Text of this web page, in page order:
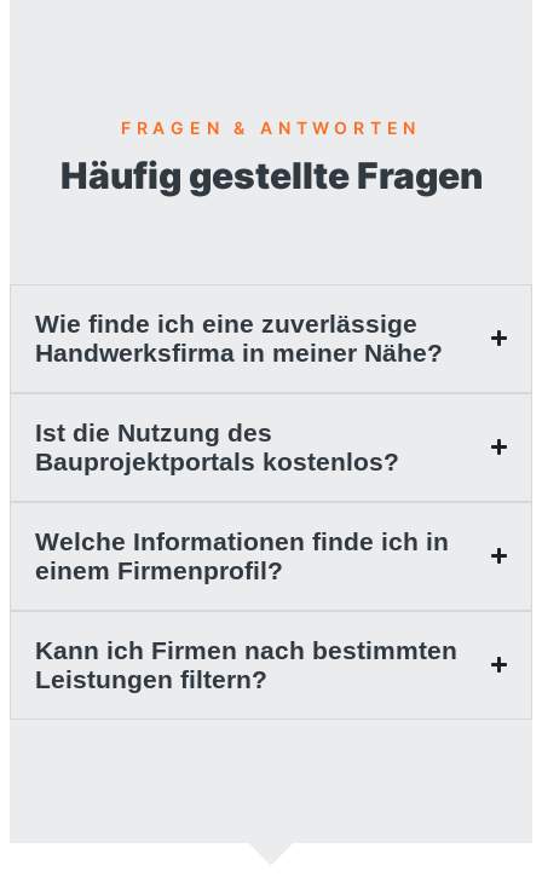
FRAGEN & ANTWORTEN
Häufig gestellte Fragen
Wie finde ich eine zuverlässige
Handwerksfirma in meiner Nähe?
Ist die Nutzung des
Bauprojektportals kostenlos?
Welche Informationen finde ich in
einem Firmenprofil?
Kann ich Firmen nach bestimmten
Leistungen filtern?